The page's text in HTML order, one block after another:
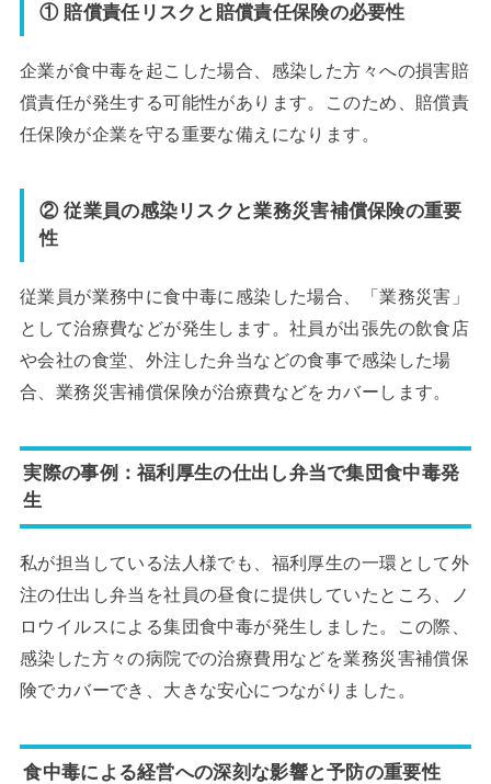
① 賠償責任リスクと賠償責任保険の必要性
企業が食中毒を起こした場合、感染した方々への損害賠
償責任が発生する可能性があります。このため、賠償責
任保険が企業を守る重要な備えになります。
② 従業員の感染リスクと業務災害補償保険の重要
性
従業員が業務中に食中毒に感染した場合、「業務災害」
として治療費などが発生します。社員が出張先の飲食店
や会社の食堂、外注した弁当などの食事で感染した場
合、業務災害補償保険が治療費などをカバーします。
実際の事例：福利厚生の仕出し弁当で集団食中毒発
生
私が担当している法人様でも、福利厚生の一環として外
注の仕出し弁当を社員の昼食に提供していたところ、ノ
ロウイルスによる集団食中毒が発生しました。この際、
感染した方々の病院での治療費用などを業務災害補償保
険でカバーでき、大きな安心につながりました。
食中毒による経営への深刻な影響と予防の重要性